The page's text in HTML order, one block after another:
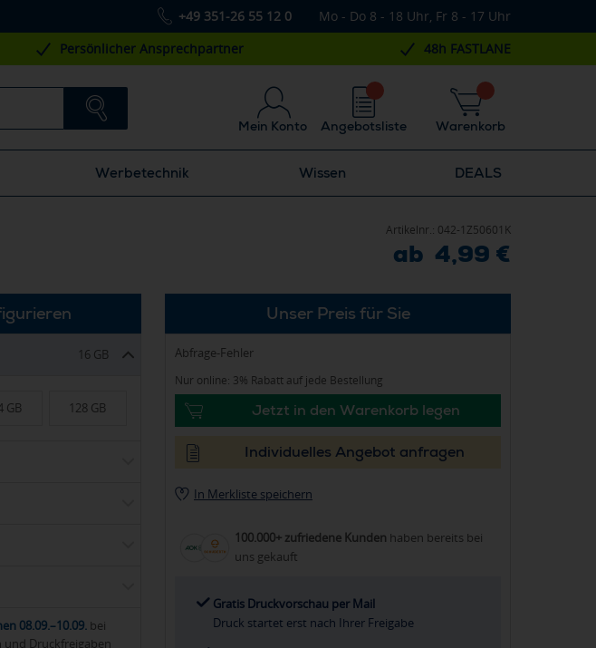
+49 351-26 55 12 0 Mo - Do 8 - 18 Uhr, Fr 8 - 17 Uhr
Persönlicher Ansprechpartner 48h FASTLANE
Mein Konto Warenkorb
Angebotsliste
Werbetechnik Wissen DEALS
Artikelnr.: 042-1Z50601K
ab 4,99 €
16 GB
GB 128 GB
08.09.–10.09. bei
Druckfreigaben
Unser Preis für Sie
Abfrage-Fehler
Nur online: 3% Rabatt auf jede Bestellung
Jetzt in den Warenkorb legen
Individuelles Angebot anfragen
In Merkliste speichern
100.000+ zufriedene Kunden haben bereits bei
uns gekauft
Gratis Druckvorschau per Mail
Druck startet erst nach Ihrer Freigabe